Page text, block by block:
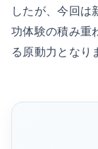
したが、今回は
功体験の積み重
る原動力となり